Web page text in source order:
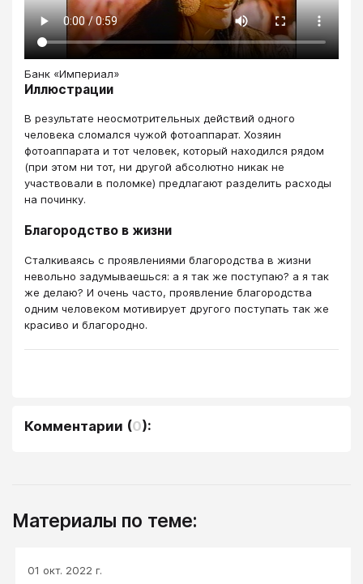
Банк «Империал»
Иллюстрации
В результате неосмотрительных действий одного
человека сломался чужой фотоаппарат. Хозяин
фотоаппарата и тот человек, который находился рядом
(при этом ни тот, ни другой абсолютно никак не
участвовали в поломке) предлагают разделить расходы
на починку.
Благородство в жизни
Сталкиваясь с проявлениями благородства в жизни
невольно задумываешься: а я так же поступаю? а я так
же делаю? И очень часто, проявление благородства
одним человеком мотивирует другого поступать так же
красиво и благородно.
Комментарии (0):
Материалы по теме:
01 окт. 2022 г.